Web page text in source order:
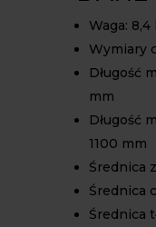
Waga: 8,4
Wymiary
Długość
mm
Długość
1100 mm
Średnica
Średnica
Średnica